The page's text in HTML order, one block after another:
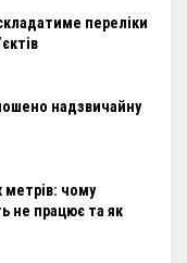
переліки
надзвичайну
метрів: чому
не працює та як